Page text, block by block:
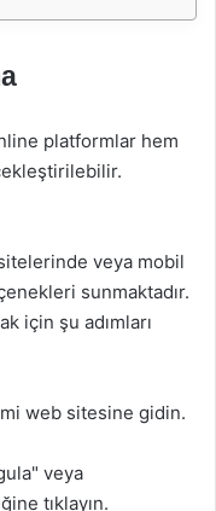
platformlar hem
veya mobil
sunmaktadır.
için şu adımları
web sitesine gidin.
veya
tıklayın.